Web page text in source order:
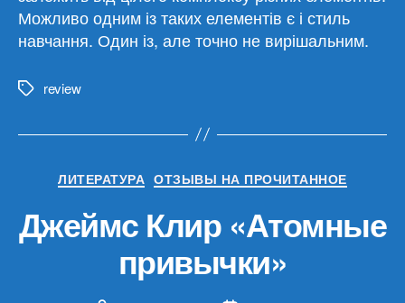
Можливо одним із таких елементів є і стиль
навчання. Один із, але точно не вирішальним.
Меткиreview
Рубрики
ЛИТЕРАТУРА ОТЗЫВЫ НА ПРОЧИТАННОЕ
Джеймс Клир «Атомные
привычки»